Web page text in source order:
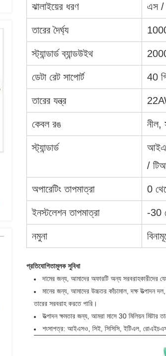
ঝালাইয়ের ধরণ এস /
তারের দৈর্ঘ্য
স্ট্যান্ডার্ড ব্যান্ডউইথ
ডেটা রেট সাপোর্ট 40
তারের যন্ত্র
কেবল রঙ নীল,
স্ট্যান্ডার্ড
/
অপারেটিং তাপমাত্রা 0
ইনস্টলেশন তাপমাত্রা -30
নমুনা
প্রতিযোগিতামূলক সুবিধা
দামের জন্য, আমাদের অফারটি অন্য সরবরাহকারীদের
মানের জন্য, আমাদের উচ্চতর কাঁচামাল, দক্ষ উত্পাদন
তারের সরবরাহ করতে পারি।
উত্পাদন ক্ষমতার জন্য, আমরা মাসে 30 মিলিয়ন মিটার
শংসাপত্র: আইএসও, সিই, সিসিসি, ইটিএল,